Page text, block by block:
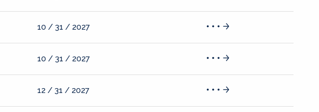
10 / 31 / 2027
10 / 31 / 2027
12 / 31 / 2027